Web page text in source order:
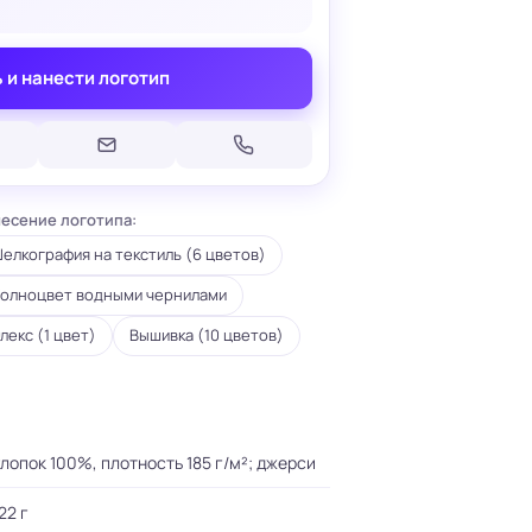
Печать на шопперах
Печать на футболках
Брендирование униформы
Брендирование одежды
Печать на термосах
нанести логотип
логотипа:
на текстиль (6 цветов)
водными чернилами
(1 цвет)
Вышивка (10 цветов)
100%, плотность 185 г/м²; джерси
г